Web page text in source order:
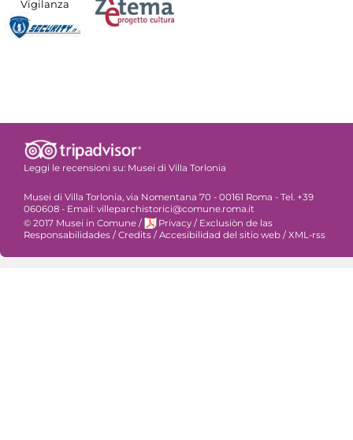
Vigilanza
Leggi le recensioni su: Musei di Villa Torlonia
Musei di Villa Torlonia, via Nomentana 70 - 00161 Roma - Tel. +39
060608 - Email: villeparchistorici@comune.roma.it
© 2017 Musei in Comune / Privacy / Exclusiòn de las
Responsabilidades / Credits / Accesibilidad del sitio web / XML-rss